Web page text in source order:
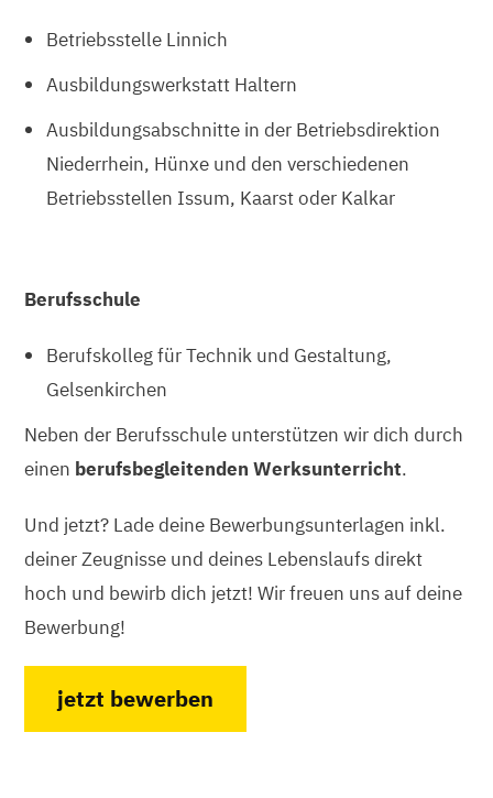
Betriebsstelle Linnich
Ausbildungswerkstatt Haltern
Ausbildungsabschnitte in der Betriebsdirektion
Niederrhein, Hünxe und den verschiedenen
Betriebsstellen Issum, Kaarst oder Kalkar
Berufsschule
Berufskolleg für Technik und Gestaltung,
Gelsenkirchen
Neben der Berufsschule unterstützen wir dich durch
einen berufsbegleitenden Werksunterricht.
Und jetzt? Lade deine Bewerbungsunterlagen inkl.
deiner Zeugnisse und deines Lebenslaufs direkt
hoch und bewirb dich jetzt! Wir freuen uns auf deine
Bewerbung!
jetzt bewerben